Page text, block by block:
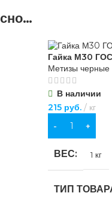
Гайка М30
Метизы черные
В наличии
215руб. кг
В КОРЗИНУ
ВЕС 1 кг
ТИП